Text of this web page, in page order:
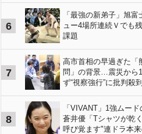
6
「最強の新弟子」旭富
ュー4場所連続Ｖでも
課題
7
高市首相の早過ぎた「
問」の背景…震災から
ず“視察強行”に批判殺
8
「VIVANT」1強ムー
蒼井優「Tシャツが乾
呼び覚ます"連ドラ本